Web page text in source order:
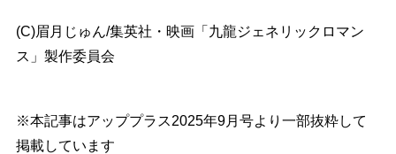
(C)眉月じゅん/集英社・映画「九龍ジェネリックロマン
ス」製作委員会
※本記事はアッププラス2025年9月号より一部抜粋して
掲載しています